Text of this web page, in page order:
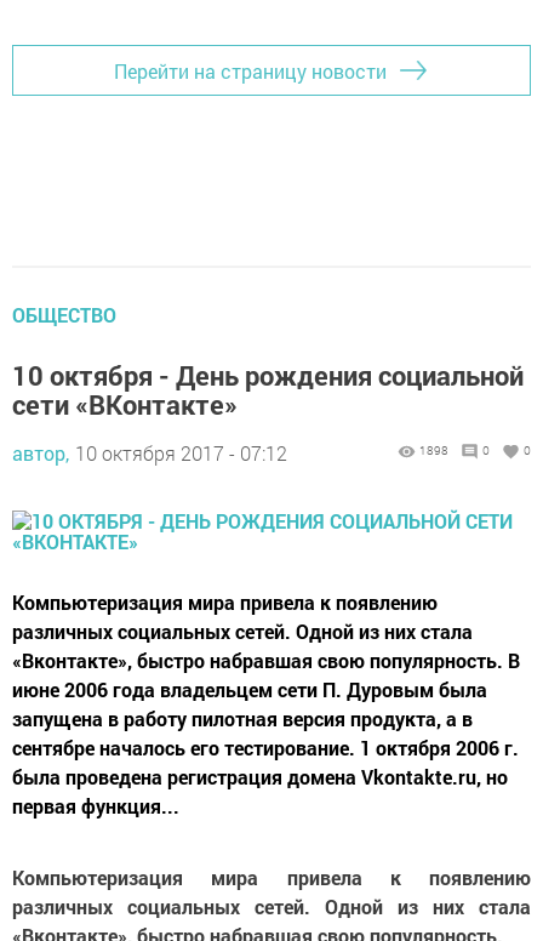
Перейти на страницу новости
ОБЩЕСТВО
10 октября - День рождения социальной
сети «ВКонтакте»
автор, 10 октября 2017 - 07:12 1898 0 0
Компьютеризация мира привела к появлению
различных социальных сетей. Одной из них стала
«Вконтакте», быстро набравшая свою популярность. В
июне 2006 года владельцем сети П. Дуровым была
запущена в работу пилотная версия продукта, а в
сентябре началось его тестирование. 1 октября 2006 г.
была проведена регистрация домена Vkontakte.ru, но
первая функция...
Компьютеризация мира привела к появлению
различных социальных сетей. Одной из них стала